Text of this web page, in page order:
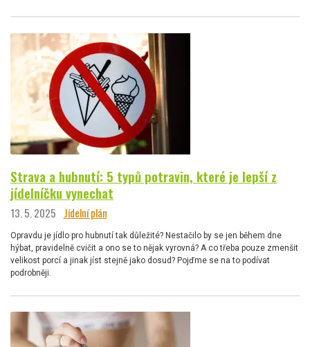
Strava a hubnutí: 5 typů potravin, které je lepší z
jídelníčku vynechat
13. 5. 2025 Jídelní plán
Opravdu je jídlo pro hubnutí tak důležité? Nestačilo by se jen během dne
hýbat, pravidelně cvičit a ono se to nějak vyrovná? A co třeba pouze zmenšit
velikost porcí a jinak jíst stejně jako dosud? Pojďme se na to podívat
podrobněji.